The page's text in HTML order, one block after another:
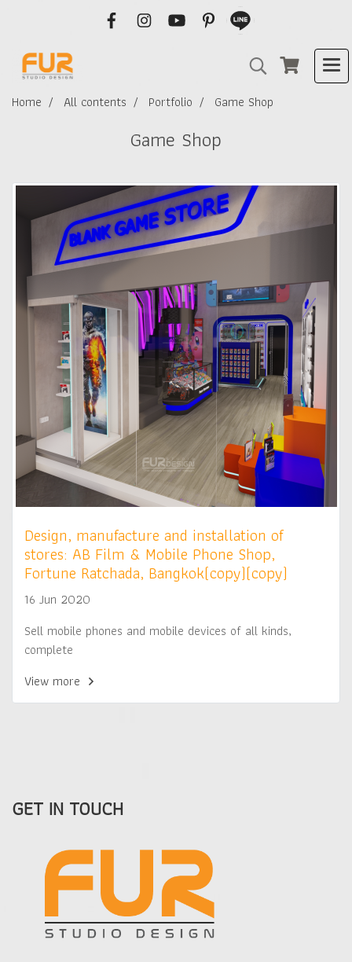
Home All contents Portfolio Game Shop
Game Shop
Design, manufacture and installation of
stores: AB Film & Mobile Phone Shop,
Fortune Ratchada, Bangkok(copy)(copy)
16 Jun 2020
Sell mobile phones and mobile devices of all kinds,
complete
View more
GET IN TOUCH